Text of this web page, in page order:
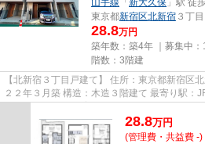
山手線 「 新大久保 」駅 徒
東京都新宿区北新宿 ３丁
28.8万円
築年数：築4年 ｜募集中：
階数：3階建
【北新宿３丁目戸建て】 住所：東京都新宿区
２２年３月築 構造：木造３階建て 最寄り駅：
28.8万円
(管理費・共益費 -)